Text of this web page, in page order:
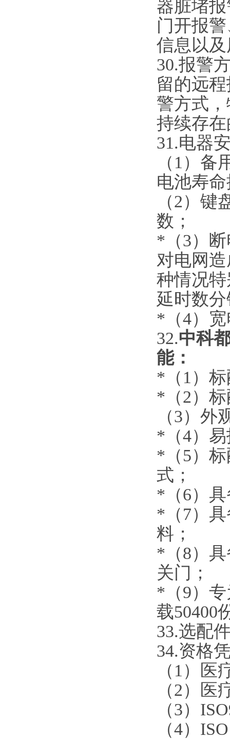
器脏堵
门开报
信息以
30.报警
留的远
警方式
持续存
31.电器
（ 1）备
电池寿
（2）键
数；
*（3）
对电网
种情况
延时数
*（4）
32.中科
能：
*（1）
* （2）
（3）外
* （4）
*（5）
式 ；
*（6）
*（7）
料；
*（8）
关门；
*（9）
载50400
33.选配
34.资格
（ 1）医
（2）医
（3）
（4）